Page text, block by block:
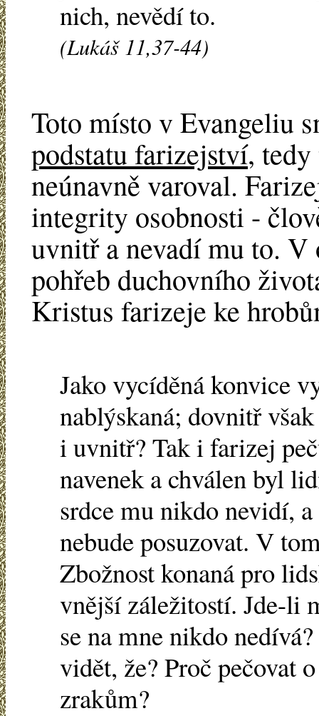
nich, nevědí to.
(Lukáš 11,37-44)
Toto místo v Evangeliu
podstatu farizejství,
neúnavně varoval.
integrity osobnosti -
uvnitř a nevadí mu to. V
pohřeb duchovního
Kristus farizeje ke
Jako vycíděná konvice
nablýskaná; dovnitř
i uvnitř? Tak i farizej
navenek a chválen byl
srdce mu nikdo nevidí,
nebude posuzovat. V
Zbožnost konaná pro
vnější záležitostí. Jde-li
se na mne nikdo
vidět, že? Proč pečovat
zrakům?